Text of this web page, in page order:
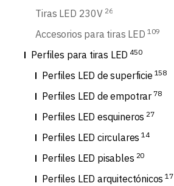
Tiras LED 230V 26
Accesorios para tiras LED 109
Perfiles para tiras LED 450
Perfiles LED de superficie 158
Perfiles LED de empotrar 78
Perfiles LED esquineros 27
Perfiles LED circulares 14
Perfiles LED pisables 20
Perfiles LED arquitectónicos 17